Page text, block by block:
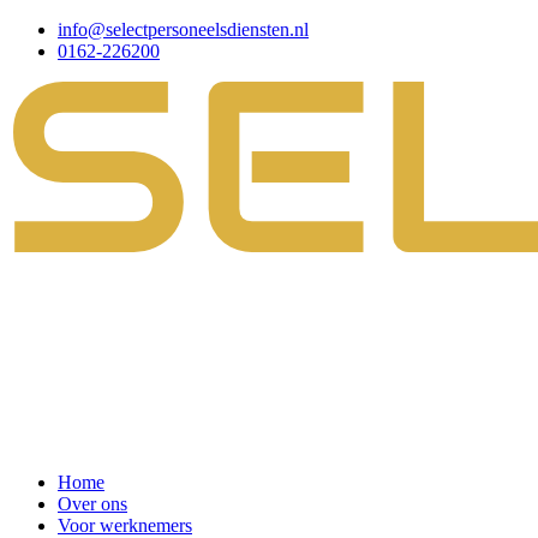
info@selectpersoneelsdiensten.nl
0162-226200
Home
Over ons
Voor werknemers